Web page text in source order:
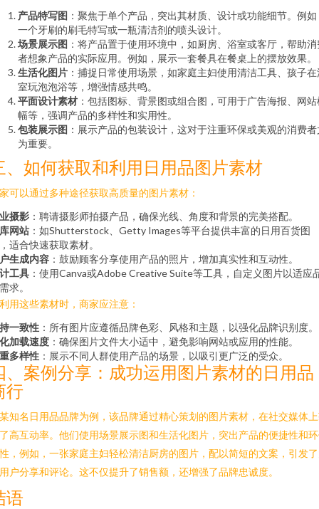
产品特写图 ：聚焦于单个产品，突出其材质、设计或功能细节。例如
一个牙刷的刷毛特写或一瓶清洁剂的喷头设计。
场景展示图 ：将产品置于使用环境中，如厨房、浴室或客厅，帮助消
者想象产品的实际应用。例如，展示一套餐具在餐桌上的摆放效果。
生活化图片 ：捕捉日常使用场景，如家庭主妇使用清洁工具、孩子在
室玩泡泡浴等，增强情感共鸣。
平面设计素材 ：包括图标、背景图或组合图，可用于广告海报、网站
幅等，强调产品的多样性和实用性。
包装展示图 ：展示产品的包装设计，这对于注重环保或美观的消费者
为重要。
、如何获取和利用日用品图片素材
可以通过多种途径获取高质量的图片素材：
摄影 ：聘请摄影师拍摄产品，确保光线、角度和背景的完美搭配。
网站 ：如Shutterstock、Getty Images等平台提供丰富的日用百货图
适合快速获取素材。
生成内容 ：鼓励顾客分享使用产品的照片，增加真实性和互动性。
工具 ：使用Canva或Adobe Creative Suite等工具，自定义图片以适应
求。
用这些素材时，商家应注意：
一致性 ：所有图片应遵循品牌色彩、风格和主题，以强化品牌识别度。
加载速度 ：确保图片文件大小适中，避免影响网站或应用的性能。
多样性 ：展示不同人群使用产品的场景，以吸引更广泛的受众。
、案例分享：成功运用图片素材的日用品
行
知名日用品品牌为例，该品牌通过精心策划的图片素材，在社交媒体
高互动率。他们使用场景展示图和生活化图片，突出产品的便捷性和
，例如，一张家庭主妇轻松清洁厨房的图片，配以简短的文案，引发
户分享和评论。这不仅提升了销售额，还增强了品牌忠诚度。
语